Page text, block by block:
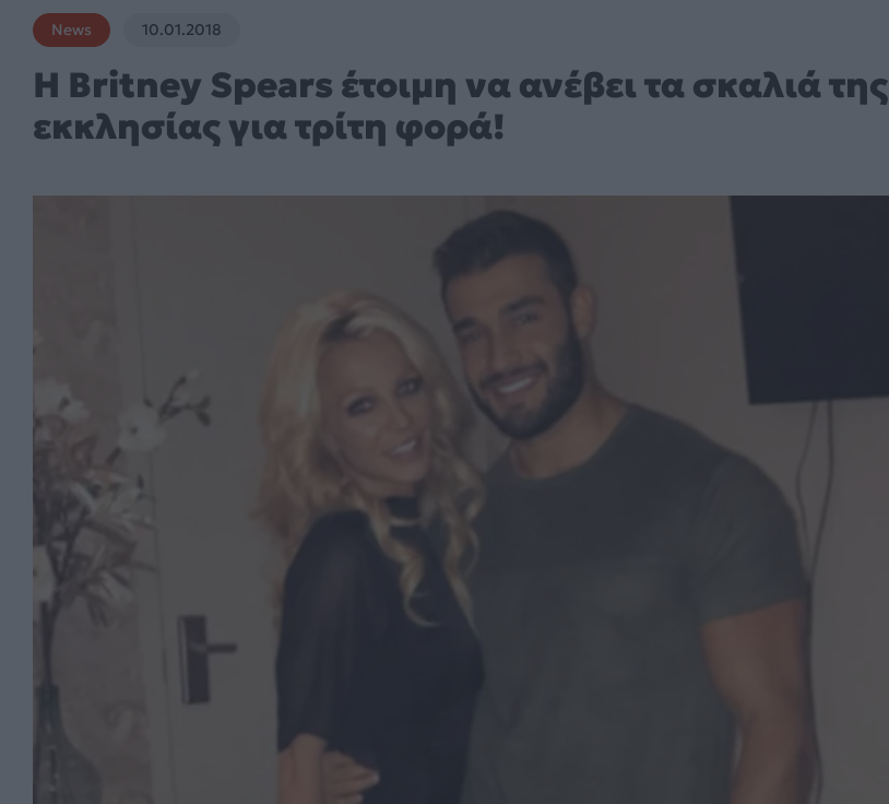
News 10.01.2018
Η Britney Spears έτοιμη να ανέβει τα σκαλιά της
εκκλησίας για τρίτη φορά!